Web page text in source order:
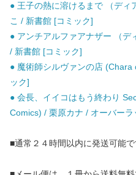
● 王子の熱に溶けるまで （ディ
こ / 新書館 [コミック]
● アンチアルファアナザー （デ
/ 新書館 [コミック]
● 魔術師シルヴァンの店 (Chara
ック]
● 会長、イイコはもう終わり
Comics) / 栗原カナ / オーバーラ
■通常２４時間以内に発送可能で